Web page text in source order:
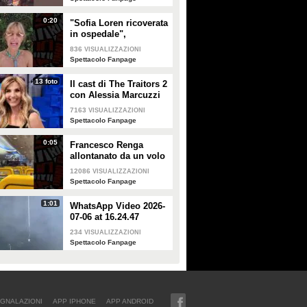
0:20
"Sofia Loren ricoverata
in ospedale",
Alessandra Mussolini
smentisce: "È serena e
836 VISUALIZZAZIONI
Spettacolo Fanpage
13 foto
Il cast di The Traitors 2
con Alessia Marcuzzi
7163 VISUALIZZAZIONI
Spettacolo Fanpage
0:05
Francesco Renga
allontanato da un volo
Ryanair dopo una
discussione con gli
12086 VISUALIZZAZIONI
Spettacolo Fanpage
1:01
WhatsApp Video 2026-
07-06 at 16.24.47
234 VISUALIZZAZIONI
Spettacolo Fanpage
APP IPHONE APP ANDROID